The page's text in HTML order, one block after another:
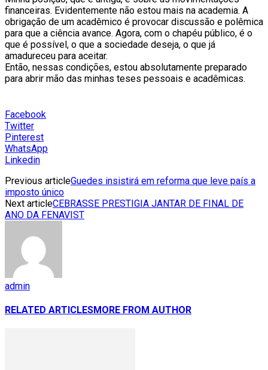
financeiras. Evidentemente não estou mais na academia. A
obrigação de um acadêmico é provocar discussão e polêmica
para que a ciência avance. Agora, com o chapéu público, é o
que é possível, o que a sociedade deseja, o que já
amadureceu para aceitar.
Então, nessas condições, estou absolutamente preparado
para abrir mão das minhas teses pessoais e acadêmicas.
Facebook
Twitter
Pinterest
WhatsApp
Linkedin
Previous articleGuedes insistirá em reforma que leve país a
imposto único
Next articleCEBRASSE PRESTIGIA JANTAR DE FINAL DE
ANO DA FENAVIST
admin
RELATED ARTICLESMORE FROM AUTHOR